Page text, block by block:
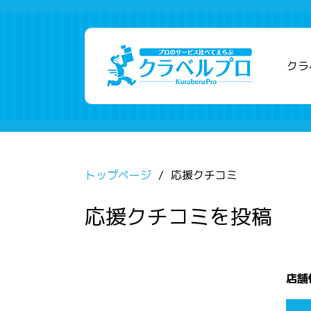
ク
トップページ 応援クチコミ
応援クチコミを投稿
店